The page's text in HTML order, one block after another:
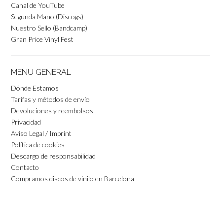
Canal de YouTube
Segunda Mano (Discogs)
Nuestro Sello (Bandcamp)
Gran Price Vinyl Fest
MENU GENERAL
Dónde Estamos
Tarifas y métodos de envío
Devoluciones y reembolsos
Privacidad
Aviso Legal / Imprint
Política de cookies
Descargo de responsabilidad
Contacto
Compramos discos de vinilo en Barcelona